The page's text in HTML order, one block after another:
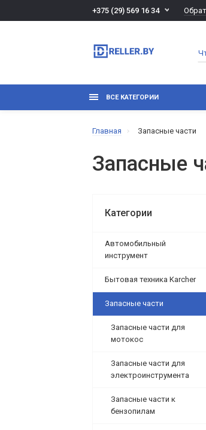
+375 (29) 569 16 34
ВСЕ КАТЕГОРИИ
Главная Запасные части
Запасные
Категории
Автомобильный
инструмент
Бытовая техника Karcher
Запасные части
Запасные части для
мотокос
Запасные части для
электроинструмента
Запасные части к
бензопилам